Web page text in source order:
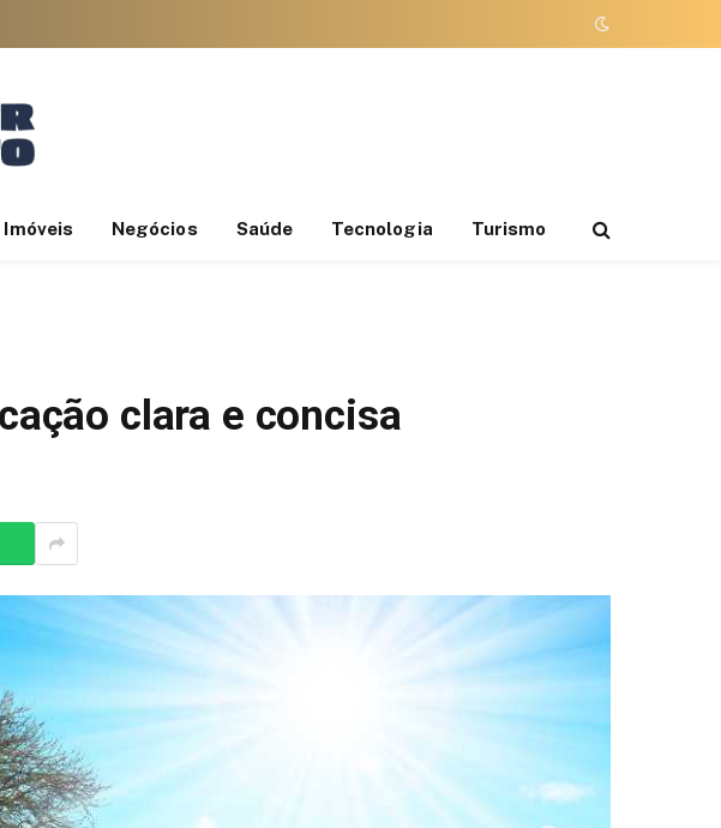
Imóveis Negócios Saúde Tecnologia Turismo
clara e concisa